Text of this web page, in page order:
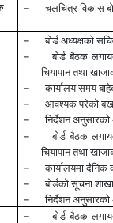
–चलचित्र विकास
–बोर्ड अध्यक्षको
–बोर्ड बैठक
चियापान तथा
–कार्यालय समय
–आवश्यक परेको
–निर्देशन
–बोर्ड बैठक
चियापान तथा
–कार्यालयमा दैनिक
–बोर्डको सूचना
–निर्देशन
–बोर्ड बैठक